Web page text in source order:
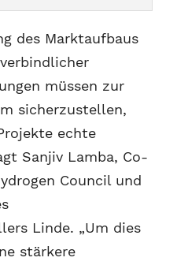
des Marktaufbaus
müssen zur
sicherzustellen,
echte
Sanjiv Lamba, Co-
Council und
Linde. „Um dies
stärkere